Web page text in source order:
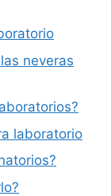
neveras
laboratorio